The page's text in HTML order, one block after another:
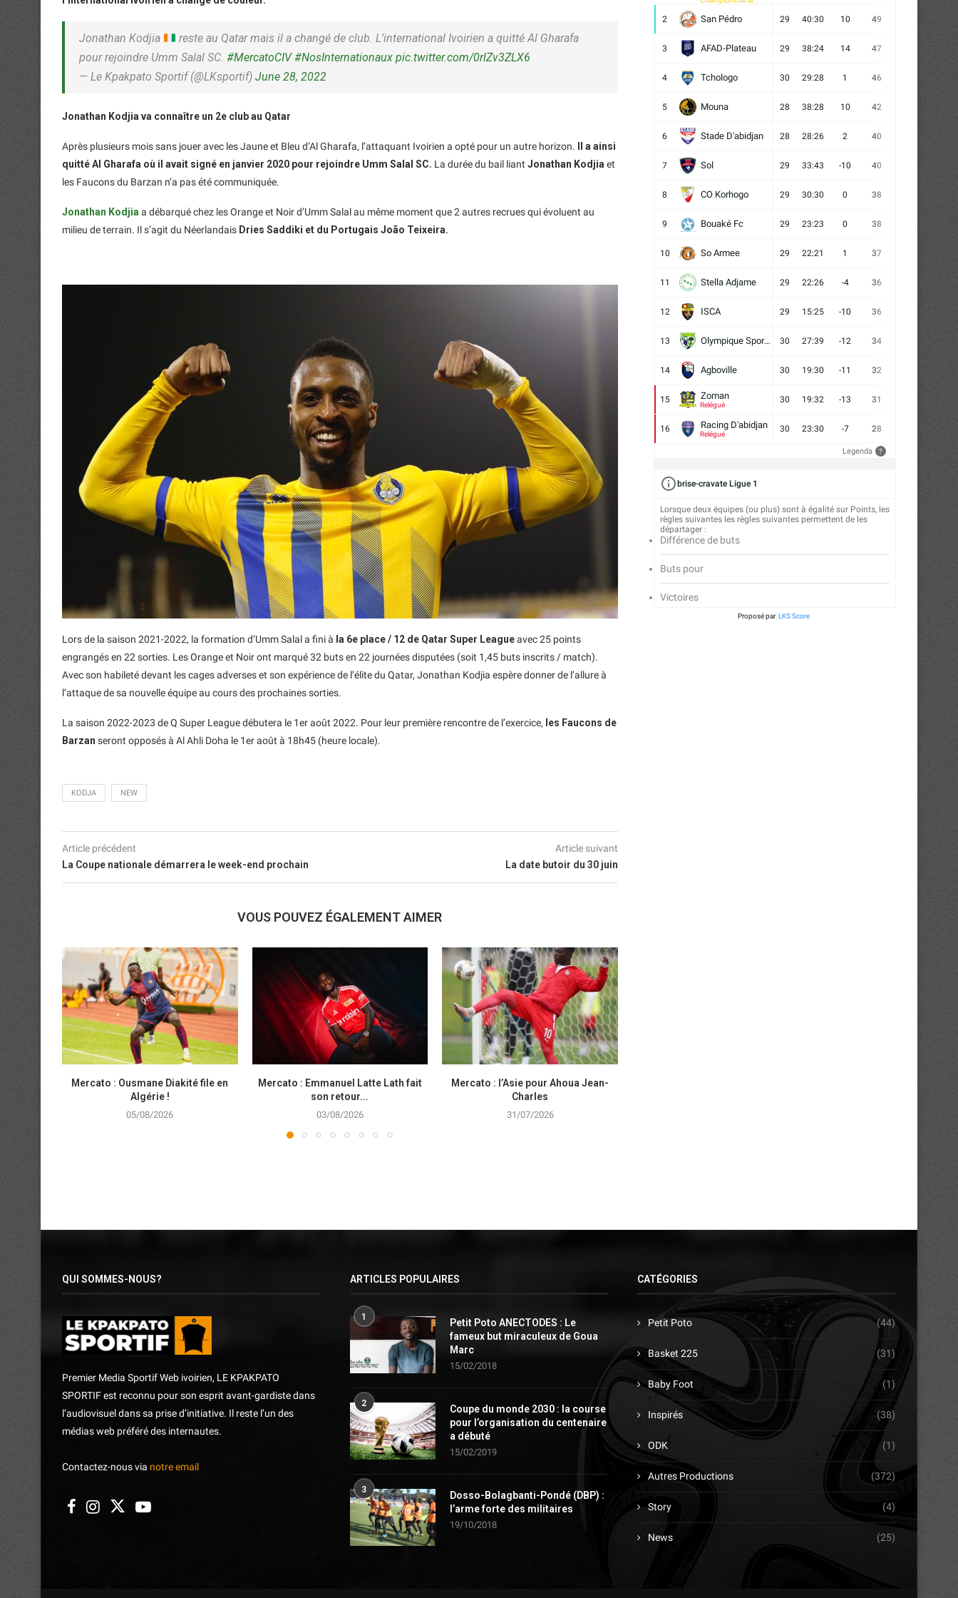
Jonathan Kodjia
reste au Qatar mais il a changé de club. L’international Ivoirien a quitté Al Gharafa
pour rejoindre Umm Salal SC. #MercatoCIV #NosInternationaux pic.twitter.com/0rlZv3ZLX6
— Le Kpakpato Sportif (@LKsportif) June 28, 2022
Jonathan Kodjia va connaître un 2e club au Qatar
Après plusieurs mois sans jouer avec les Jaune et Bleu d’Al Gharafa, l’attaquant Ivoirien a opté pour un autre horizon.
Il a ainsi
quitté Al Gharafa où il avait signé en janvier 2020 pour rejoindre Umm Salal SC. La durée du bail liant Jonathan Kodjia et
les Faucons du Barzan n’a pas été communiquée.
Jonathan Kodjia a débarqué chez les Orange et Noir d’Umm Salal au même moment que 2 autres recrues qui évoluent au
milieu de terrain. Il s’agit du Néerlandais Dries Saddiki et du Portugais João Teixeira.
Lors de la saison 2021-2022, la formation d’Umm Salal a fini à la 6e place / 12 de Qatar Super Leagueavec 25 points
engrangés en 22 sorties. Les Orange et Noir ont marqué 32 buts en 22 journées disputées (soit 1,45 buts inscrits / match).
Avec son habileté devant les cages adverses et son expérience de l’élite du Qatar, Jonathan Kodjia espère donner de l’allure à
l’attaque de sa nouvelle équipe au cours des prochaines sorties.
La saison 2022-2023 de Q Super League débutera le 1er août 2022. Pour leur première rencontre de l’exercice, les Faucons de
Barzan seront opposés à Al Ahli Doha le 1er août à 18h45 (heure locale).
KODJA NEW
Article précédent
La Coupe nationale démarrera le week-end prochain
Article suivant
La date butoir du 30 juin
VOUS POUVEZ ÉGALEMENT AIMER
Mercato : Ousmane Diakité file en
Algérie !
05/08/2026
Mercato : Emmanuel Latte Lath fait
son retour...
03/08/2026
Mercato : l’Asie pour Ahoua Jean-
Charles
31/07/2026
Mercato : Isaac Cissé à la
2 San Pédro 29 40:30 10 49 10
3 AFAD-Plateau 29 38:24 14 47
4 Tchologo 30 29:28 1 46
5 Mouna 28 38:28 10 42 10
6 Stade D'abidjan 28 28:26 2 40
7 Sol 29 33:43 -10 40 13
8 CO Korhogo 29 30:30 0 38
9 Bouaké Fc 29 23:23 0 38
10 So Armee 29 22:21 1 37 10
11 Stella Adjame 29 22:26 -4 36 11
12 ISCA 29 15:25 -10 36
13 Olympique Sport d'Abobo FC 30 27:39 -12 34 7
14 Agboville 30 19:30 -11 32 12
15 Zoman
Relégué
30 19:32 -13 31 10 13
16 Racing D'abidjan
Relégué
30 23:30 -7 28
Legenda ?
brise-cravate Ligue 1
Lorsque deux équipes (ou plus) sont à égalité sur Points, les
règles suivantes les règles suivantes permettent de les
départager :
Différence de buts
Buts pour
Victoires
Proposé par LKS Score
QUI SOMMES-NOUS?
Premier Media Sportif Web ivoirien, LE KPAKPATO
SPORTIF est reconnu pour son esprit avant-gardiste dans
l’audiovisuel dans sa prise d’initiative. Il reste l’un des
médias web préféré des internautes.
Contactez-nous via notre email
ARTICLES POPULAIRES
1
Petit Poto ANECTODES : Le
fameux but miraculeux de Goua
Marc
15/02/2018
2
Coupe du monde 2030 : la course
pour l’organisation du centenaire
a débuté
15/02/2019
3
Dosso-Bolagbanti-Pondé (DBP) :
l’arme forte des militaires
19/10/2018
CATÉGORIES
Petit Poto (44)
Basket 225 (31)
Baby Foot (1)
Inspirés (38)
ODK (1)
Autres Productions (372)
Story (4)
News (25)